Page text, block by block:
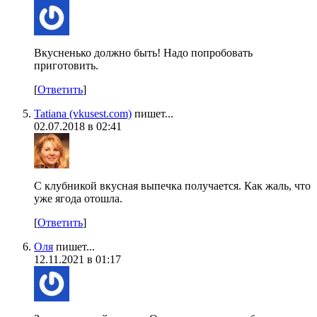
Вкусненько должно быть! Надо попробовать
приготовить.
[Ответить]
Tatiana (vkusest.com) пишет...
02.07.2018 в 02:41
С клубникой вкусная выпечка получается. Как жаль, что
уже ягода отошла.
[Ответить]
Оля пишет...
12.11.2021 в 01:17